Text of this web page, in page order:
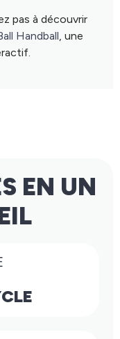
pas à découvrir
Handball, une
EN UN